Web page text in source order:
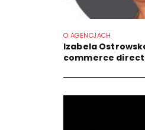
O AGENCJACH
Izabela
commerce